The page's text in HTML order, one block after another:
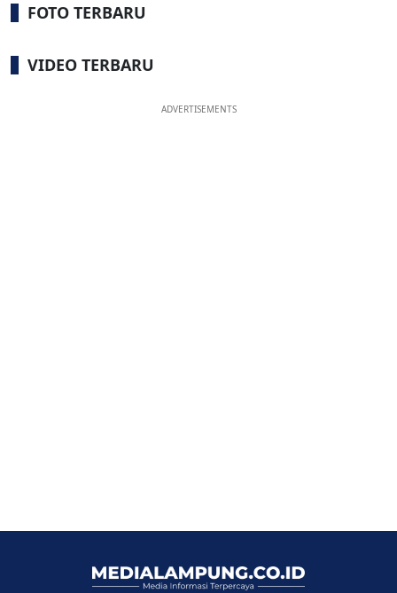
FOTO TERBARU
VIDEO TERBARU
ADVERTISEMENTS